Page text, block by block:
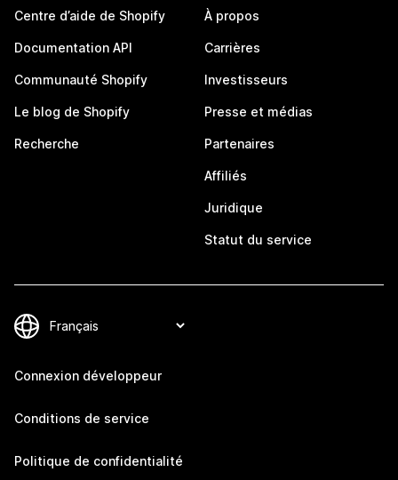
Centre d’aide de Shopify
Documentation API
Communauté Shopify
Le blog de Shopify
Recherche
À propos
Carrières
Investisseurs
Presse et médias
Partenaires
Affiliés
Juridique
Statut du service
Connexion développeur
Conditions de service
Politique de confidentialité